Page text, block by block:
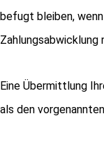
befugt bleiben,
Zahlungsabwicklung
Eine Übermittlung
als den